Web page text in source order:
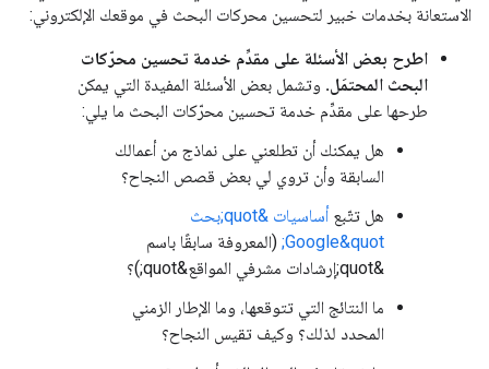
الاستعانة بخدمات خبير لتحسين محركات البحث في موقعك الإلكتروني:
اطرح بعض الأسئلة على مقدِّم خدمة تحسين محرّكات
البحث المحتمَل. وتشمل بعض الأسئلة المفيدة التي يمكن
طرحها على مقدِّم خدمة تحسين محرّكات البحث ما يلي:
هل يمكنك أن تطلعني على نماذج من أعمالك
السابقة وأن تروي لي بعض قصص النجاح؟
هل تتّبع
أساسيات &quot;بحث
Google&quot; (المعروفة سابقًا باسم
&quot;إرشادات مشرفي المواقع&quot;)؟
ما النتائج التي تتوقعها، وما الإطار الزمني
المحدد لذلك؟ وكيف تقيس النجاح؟